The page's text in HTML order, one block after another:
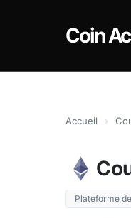
Coin
Accueil ›
Plateforme